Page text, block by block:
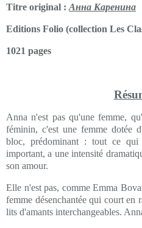
Titre original : Анна Каренина
Editions Folio (collection Les
1021 pages
Anna n'est pas qu'une femme,
féminin, c'est une femme dotée
bloc, prédominant : tout ce
important, a une intensité
son amour.
Elle n'est pas, comme Emma
femme désenchantée qui court en
lits d'amants interchangeables.